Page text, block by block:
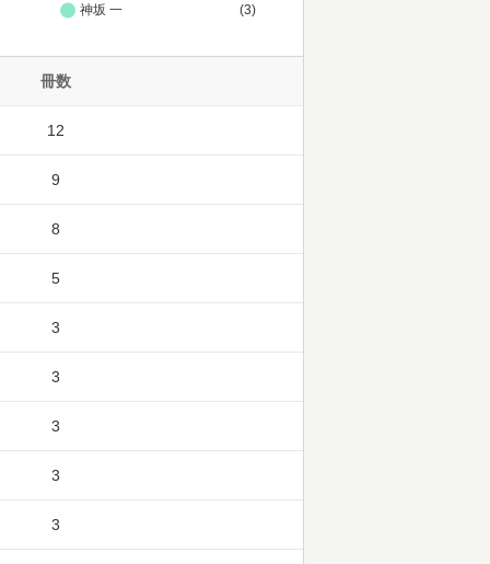
神坂 一
(3)
冊数
12
9
8
5
3
3
3
3
3